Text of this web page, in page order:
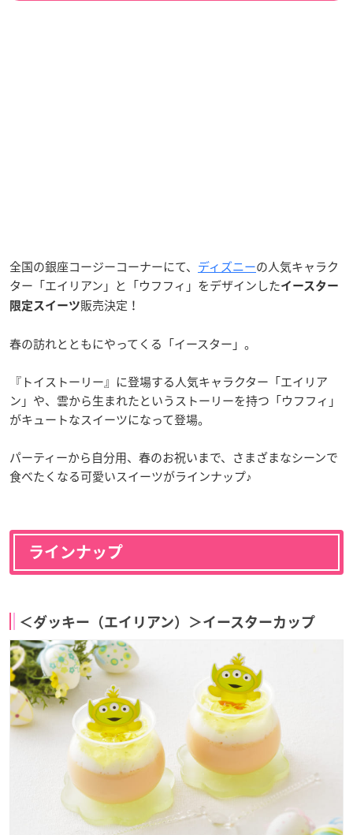
全国の銀座コージーコーナーにて、 ディズニーの人気キャラク
ター「エイリアン」と「ウフフィ」をデザインしたイースター
限定スイーツ販売決定！
春の訪れとともにやってくる「イースター」。
『トイストーリー』に登場する人気キャラクター「エイリア
ン」や、雲から生まれたというストーリーを持つ「ウフフィ」
がキュートなスイーツになって登場。
パーティーから自分用、春のお祝いまで、さまざまなシーンで
食べたくなる可愛いスイーツがラインナップ♪
ラインナップ
＜ダッキー（エイリアン）＞イースターカップ